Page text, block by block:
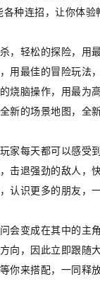
种连招，让你体
，轻松的探险，用
用最佳的冒险玩法
烧脑操作，用最为
新的场景地图，全
家每天都可以感受
击退强劲的敌人，
认识更多的朋友，
会变成在其中的主
向，因此立即跟随
你来搭配，一同释